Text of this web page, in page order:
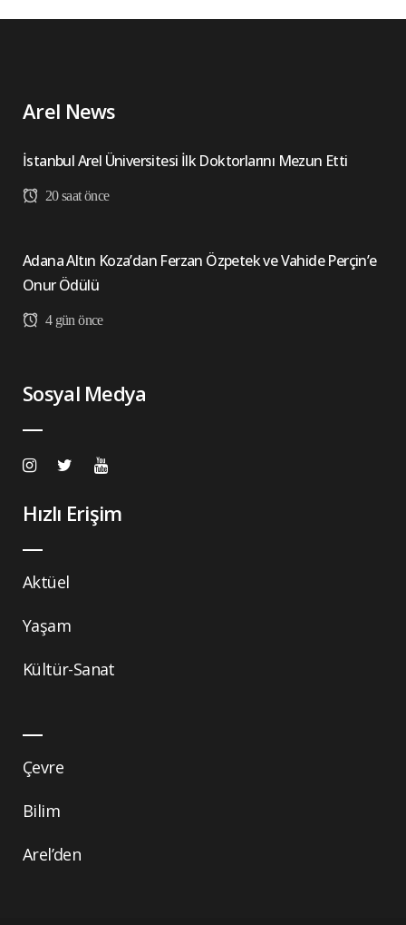
Arel News
İstanbul Arel Üniversitesi İlk Doktorlarını Mezun Etti
20 saat önce
Adana Altın Koza’dan Ferzan Özpetek ve Vahide Perçin’e
Onur Ödülü
4 gün önce
Sosyal Medya
Hızlı Erişim
Aktüel
Yaşam
Kültür-Sanat
Çevre
Bilim
Arel’den